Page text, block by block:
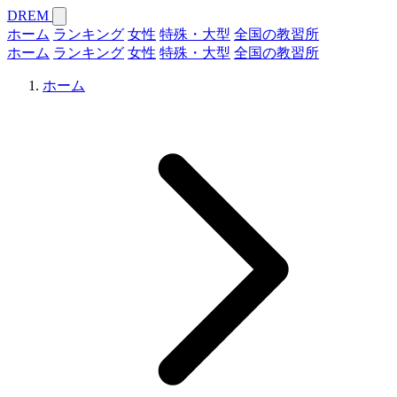
DREM
ホーム ランキング 女性 特殊・大型 全国の教習所
ホーム ランキング 女性 特殊・大型 全国の教習所
ホーム